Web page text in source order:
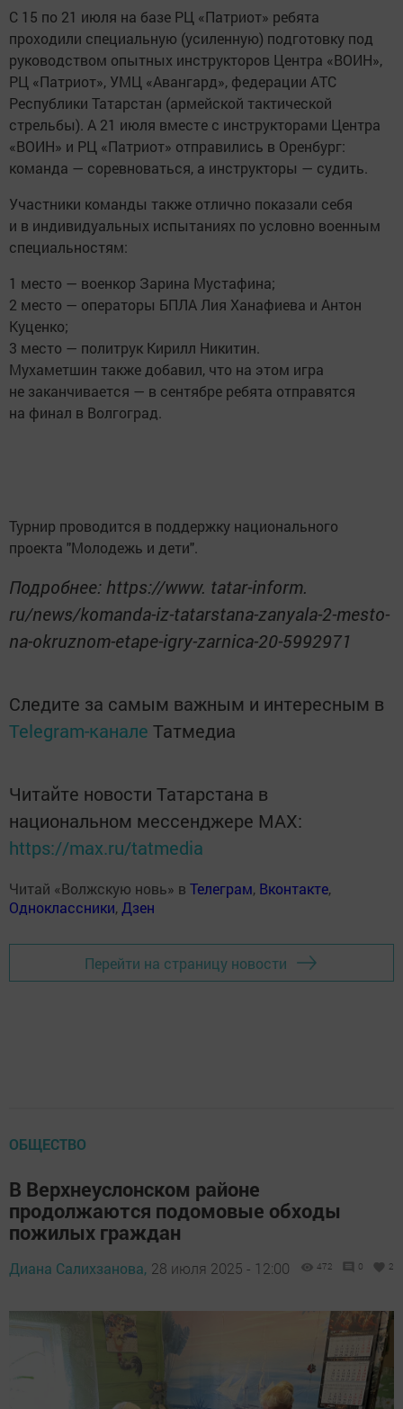
С 15 по 21 июля на базе РЦ «Патриот» ребята
проходили специальную (усиленную) подготовку под
руководством опытных инструкторов Центра «ВОИН»,
РЦ «Патриот», УМЦ «Авангард», федерации АТС
Республики Татарстан (армейской тактической
стрельбы). А 21 июля вместе с инструкторами Центра
«ВОИН» и РЦ «Патриот» отправились в Оренбург:
команда — соревноваться, а инструкторы — судить.
Участники команды также отлично показали себя
и в индивидуальных испытаниях по условно военным
специальностям:
1 место — военкор Зарина Мустафина;
2 место — операторы БПЛА Лия Ханафиева и Антон
Куценко;
3 место — политрук Кирилл Никитин.
Мухаметшин также добавил, что на этом игра
не заканчивается — в сентябре ребята отправятся
на финал в Волгоград.
Турнир проводится в поддержку национального
проекта "Молодежь и дети".
Подробнее: https://www. tatar-inform.
ru/news/komanda-iz-tatarstana-zanyala-2-mesto-
na-okruznom-etape-igry-zarnica-20-5992971
Следите за самым важным и интересным в
Telegram-канале Татмедиа
Читайте новости Татарстана в
национальном мессенджере MАХ:
https://max.ru/tatmedia
Читай «Волжскую новь» в Телеграм, Вконтакте,
Одноклассники, Дзен
Перейти на страницу новости
ОБЩЕСТВО
В Верхнеуслонском районе
продолжаются подомовые обходы
пожилых граждан
Диана Салихзанова, 28 июля 2025 - 12:00 472 0 2